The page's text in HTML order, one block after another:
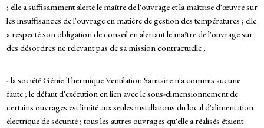
; elle a suffisamment alerté le maître de l'ouvrage et la maîtrise d'œuvre sur
les insuffisances de l'ouvrage en matière de gestion des températures ; elle
a respecté son obligation de conseil en alertant le maître de l'ouvrage sur
des désordres ne relevant pas de sa mission contractuelle ;
- la société Génie Thermique Ventilation Sanitaire n'a commis aucune
faute ; le défaut d'exécution en lien avec le sous-dimensionnement de
certains ouvrages est limité aux seules installations du local d'alimentation
électrique de sécurité ; tous les autres ouvrages qu'elle a réalisés étaient